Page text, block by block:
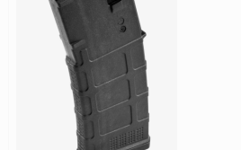
Munition
Bogensport